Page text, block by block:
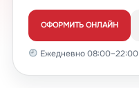
ОФОРМИТЬ ОНЛАЙН
Ежедневно 08:00–22:00